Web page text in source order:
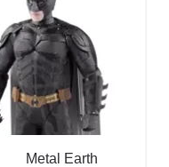
Metal Earth